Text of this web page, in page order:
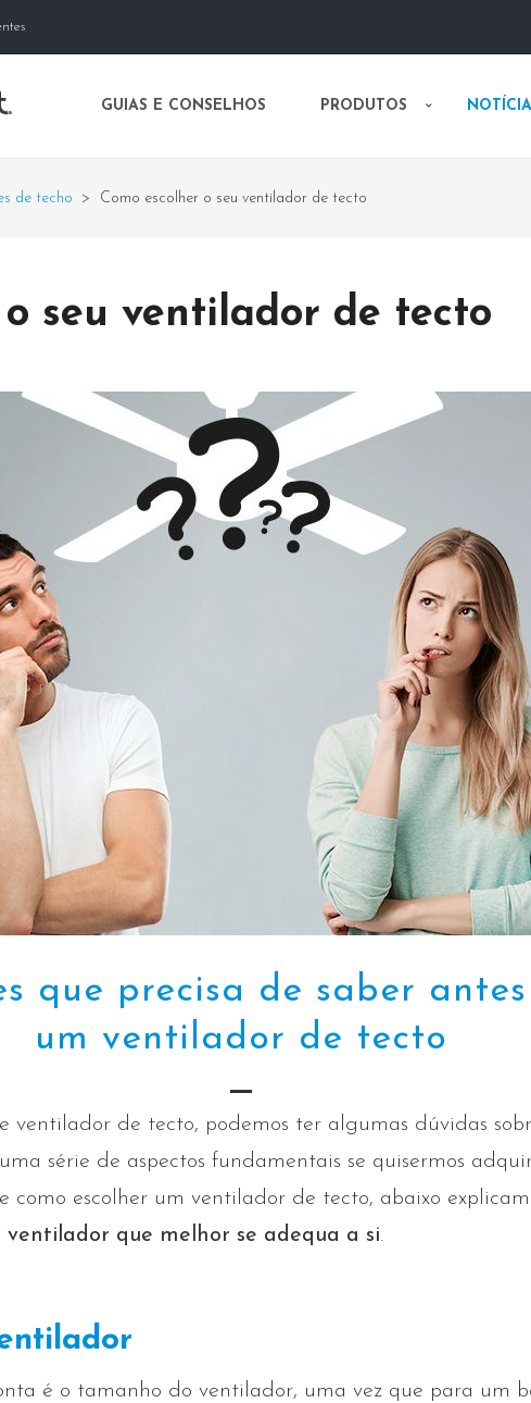
GUIAS E CONSELHOS PRODUTOS
de techo > Como escolher o seu ventilador de tecto
o seu ventilador de tecto
que precisa de saber
um ventilador de tecto
ventilador de tecto, podemos ter algumas dúvidas
série de aspectos fundamentais se quisermos
como escolher um ventilador de tecto, abaixo
que melhor se adequa a si.
é o tamanho do ventilador, uma vez que para um